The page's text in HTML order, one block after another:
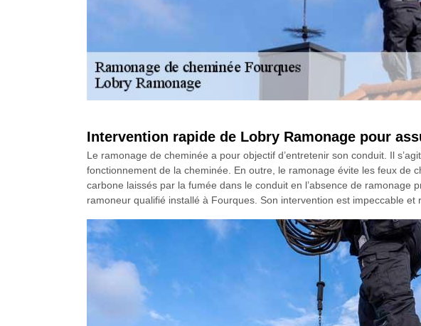
Intervention rapide de Lobry Ramonage pour
Le ramonage de cheminée a pour objectif d’entretenir son conduit. Il
fonctionnement de la cheminée. En outre, le ramonage évite les feux de
carbone laissés par la fumée dans le conduit en l’absence de
ramoneur qualifié installé à Fourques. Son intervention est impeccable et